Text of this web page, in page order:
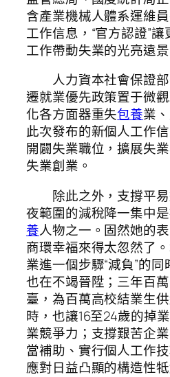
含產業機械人體系運維
工作信息，“官方認證”
工作帶動失業的光亮遠景
人力資本社會保證部
遷就業優先政策置于微
化各方面器重失包養業
此次發布的新個人工作
開闢失業職位，擴展失
失業創業。
除此之外，支撐平易
夜範圍的減稅降一集中
養人物之一。固然她的
商環幸福來得太忽然了
業進一個步驟“減負”的
也在不竭晉陞；三年百
臺，為百萬高校結業生
時，也讓16至24歲的掉
業競爭力；支撐艱苦企
當補助、實行個人工作
應對日益凸顯的構造性